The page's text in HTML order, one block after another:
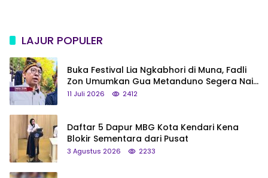
LAJUR POPULER
Buka Festival Lia Ngkabhori di Muna, Fadli
Zon Umumkan Gua Metanduno Segera Naik
Status Jadi Cagar Budaya Nasional
11 Juli 2026 2412
Daftar 5 Dapur MBG Kota Kendari Kena
Blokir Sementara dari Pusat
3 Agustus 2026 2233